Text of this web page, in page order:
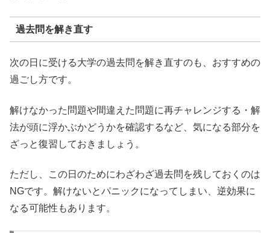
過去問を解き直す
次の日に受ける大学の過去問を解き直すのも、おすすめの
過ごし方です。
解けなかった問題や間違えた問題に再チャレンジする・解
法が頭に浮かぶかどうかを確認するなど、気になる部分を
ざっと復習しておきましょう。
ただし、この日のためにわざわざ過去問を残しておくのは
NGです。解けないとパニックになってしまい、逆効果に
なる可能性もあります。